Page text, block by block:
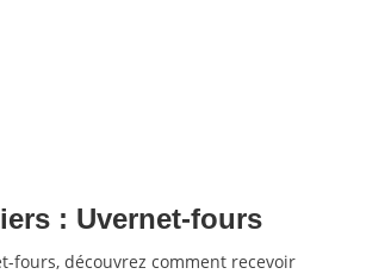
: Uvernet-fours
fours, découvrez comment recevoir